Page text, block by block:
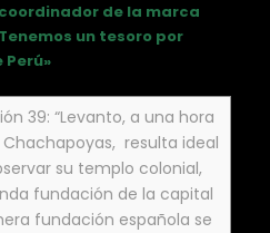
de la marca
un tesoro por
39: “Levanto, a una hora
resulta ideal
su templo colonial,
fundación de la capital
fundación española se